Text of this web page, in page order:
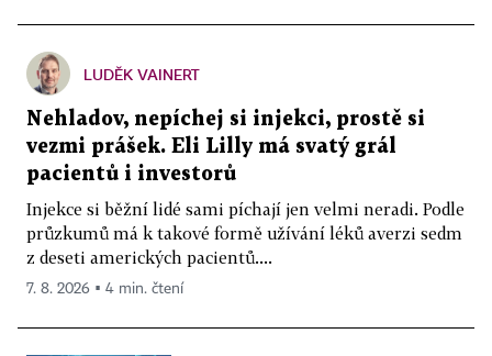
LUDĚK VAINERT
Nehladov, nepíchej si injekci, prostě si
vezmi prášek. Eli Lilly má svatý grál
pacientů i investorů
Injekce si běžní lidé sami píchají jen velmi neradi. Podle
průzkumů má k takové formě užívání léků averzi sedm
z deseti amerických pacientů....
7. 8. 2026 ▪ 4 min. čtení